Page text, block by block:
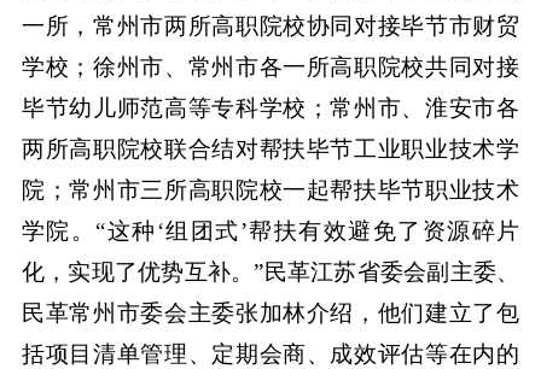
一所，常州市两所高职院校协同对接毕节市财贸
学校；徐州市、常州市各一所高职院校共同对接
毕节幼儿师范高等专科学校；常州市、淮安市各
两所高职院校联合结对帮扶毕节工业职业技术学
院；常州市三所高职院校一起帮扶毕节职业技术
学院。“这种‘组团式’帮扶有效避免了资源碎片
化，实现了优势互补。”民革江苏省委会副主委、
民革常州市委会主委张加林介绍，他们建立了包
括项目清单管理、定期会商、成效评估等在内的